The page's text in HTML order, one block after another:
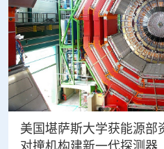
美国堪萨斯大学获能源部